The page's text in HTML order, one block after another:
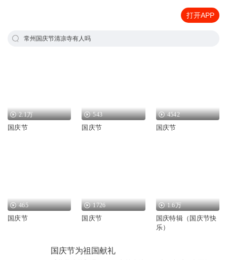
打开APP
常州国庆节清凉寺有人吗
2.1万
国庆节
543
国庆节
4542
国庆节
465
国庆节
1726
国庆节
1.6万
国庆特辑（国庆节快
乐）
国庆节为祖国献礼